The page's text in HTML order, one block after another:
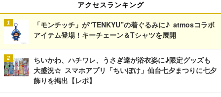
アクセスランキング
「モンチッチ」が“TENKYU”の着ぐるみに♪ atmosコラボ
アイテム登場！キーチェーン＆Tシャツを展開
ちいかわ、ハチワレ、うさぎ達が浴衣姿に♪限定グッズも
大盛況☆ スマホアプリ「ちいぽけ」仙台七夕まつりに七夕
飾りを掲出【レポ】